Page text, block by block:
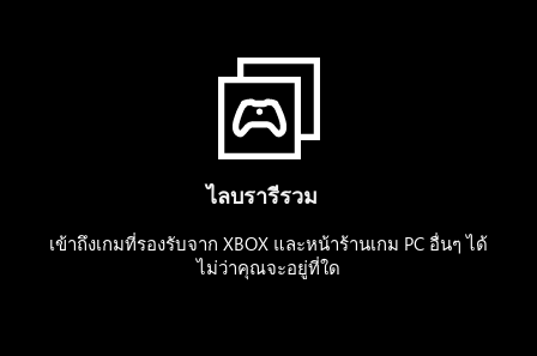
ไลบรารีรวม
เข้าถึงเกมที่รองรับจาก XBOX และหน้าร้านเกม PC อื่นๆ ได้
ไม่ว่าคุณจะอยู่ที่ใด